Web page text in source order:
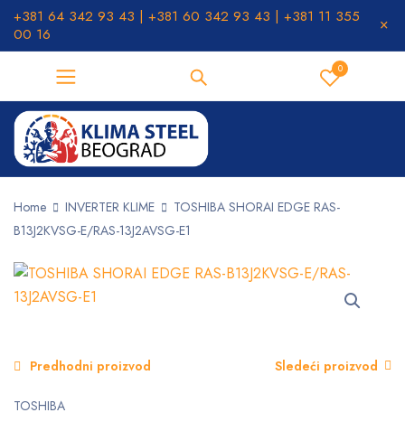
+381 64 342 93 43 | +381 60 342 93 43 | +381 11 355
00 16
0
Home INVERTER KLIME
TOSHIBA SHORAI EDGE RAS-
B13J2KVSG-E/RAS-13J2AVSG-E1
Predhodni proizvod Sledeći proizvod
TOSHIBA